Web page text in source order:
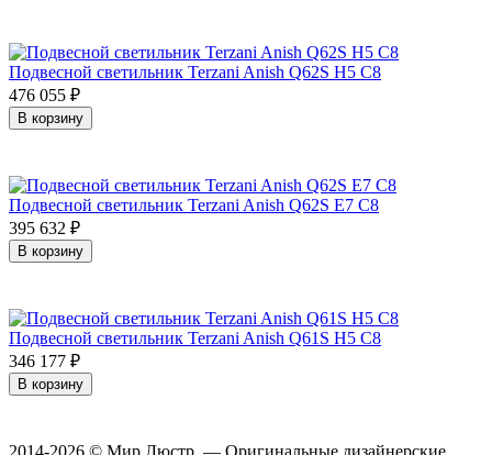
Подвесной светильник Terzani Anish Q62S H5 C8
476 055 ₽
В корзину
Подвесной светильник Terzani Anish Q62S E7 C8
395 632 ₽
В корзину
Подвесной светильник Terzani Anish Q61S H5 C8
346 177 ₽
В корзину
2014-2026 © Мир Люстр. — Оригинальные дизайнерские